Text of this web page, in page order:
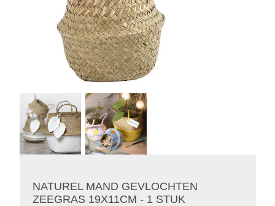
NATUREL MAND GEVLOCHTEN
ZEEGRAS 19X11CM - 1 STUK